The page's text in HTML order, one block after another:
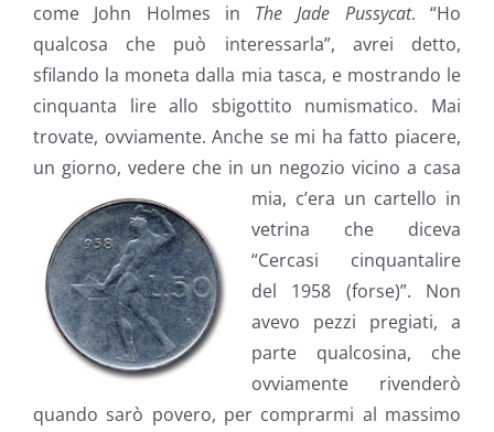
come John Holmes in The Jade Pussycat. “Ho
qualcosa che può interessarla”, avrei detto,
sfilando la moneta dalla mia tasca, e mostrando le
cinquanta lire allo sbigottito numismatico.
Mai
trovate, ovviamente. Anche se mi ha fatto piacere,
un giorno, vedere che in un negozio vicino a casa
mia, c’era un cartello in
vetrina che diceva
“Cercasi cinquantalire
del 1958 (forse)”. Non
avevo pezzi pregiati, a
parte qualcosina, che
ovviamente rivenderò
quando sarò povero, per comprarmi al massimo